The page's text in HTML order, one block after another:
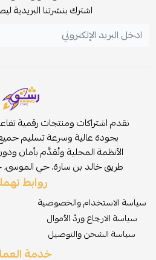
اشترك بنشرتنا البريدية
نقدم اشتراكات ومنتجات رقمية
بجودة عالية وسرعة تسليم
الأنظمة المحلية وتُقدَّم بأمان
طريق خالد بن سارة، حي الموسى،
روابط
سياسة الاستخدام والخصوصية
سياسة الارجاع وردّ الأموال
سياسة الشحن والتوصيل
خدمة